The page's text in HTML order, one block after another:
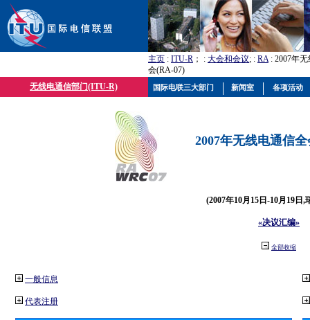
主页 : ITU-R ； : 大会和会议; : RA: 2007年
会(RA-07)
无线电通信部门(ITU-R)
2007年无线电通信
(2007年10月15日-10月19日,
«决议汇编»
全部收缩
一般信息
代表注册
国际电联三大部门 新闻室 各项活动